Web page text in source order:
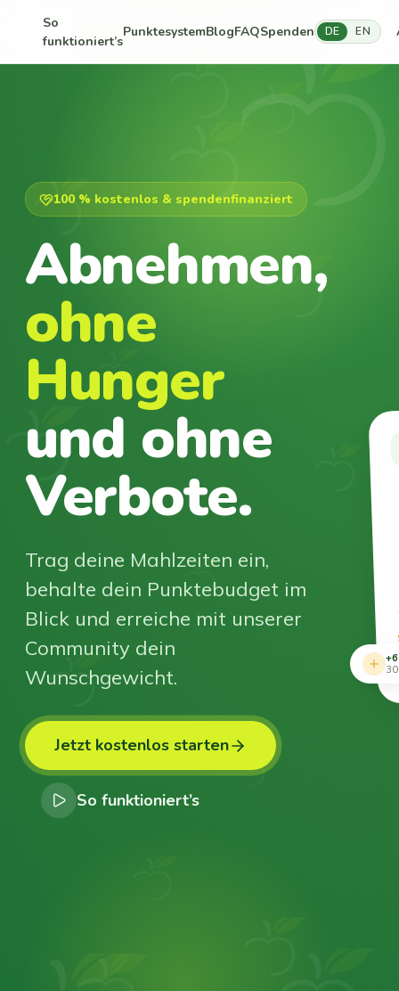
So
funktioniert’s
PunktesystemBlogFAQSpenden DE EN
100 % kostenlos & spendenfinanziert
Abnehmen,
ohne
Hunger
und ohne
Verbote.
Trag deine Mahlzeiten ein,
behalte dein Punktebudget im
Blick und erreiche mit unserer
Community dein
Wunschgewicht.
Jetzt kostenlos starten
So funktioniert’s